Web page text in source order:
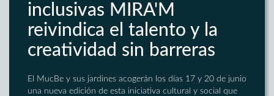
inclusivas MIRA'M
reivindica el talento y la
creatividad sin barreras
El MucBe y sus jardines acogerán los días 17 y 20 de junio
una nueva edición de esta iniciativa cultural y social que